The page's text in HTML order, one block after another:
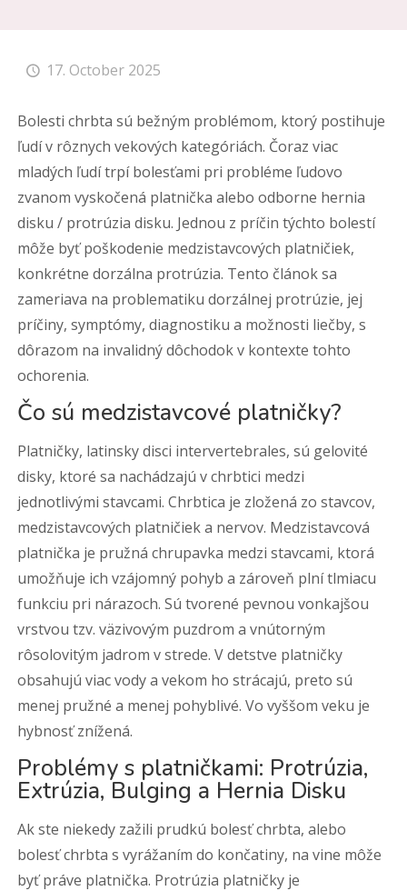
17. October 2025
Bolesti chrbta sú bežným problémom, ktorý postihuje
ľudí v rôznych vekových kategóriách. Čoraz viac
mladých ľudí trpí bolesťami pri probléme ľudovo
zvanom vyskočená platnička alebo odborne hernia
disku / protrúzia disku. Jednou z príčin týchto bolestí
môže byť poškodenie medzistavcových platničiek,
konkrétne dorzálna protrúzia. Tento článok sa
zameriava na problematiku dorzálnej protrúzie, jej
príčiny, symptómy, diagnostiku a možnosti liečby, s
dôrazom na invalidný dôchodok v kontexte tohto
ochorenia.
Čo sú medzistavcové platničky?
Platničky, latinsky disci intervertebrales, sú gelovité
disky, ktoré sa nachádzajú v chrbtici medzi
jednotlivými stavcami. Chrbtica je zložená zo stavcov,
medzistavcových platničiek a nervov. Medzistavcová
platnička je pružná chrupavka medzi stavcami, ktorá
umožňuje ich vzájomný pohyb a zároveň plní tlmiacu
funkciu pri nárazoch. Sú tvorené pevnou vonkajšou
vrstvou tzv. väzivovým puzdrom a vnútorným
rôsolovitým jadrom v strede. V detstve platničky
obsahujú viac vody a vekom ho strácajú, preto sú
menej pružné a menej pohyblivé. Vo vyššom veku je
hybnosť znížená.
Problémy s platničkami: Protrúzia,
Extrúzia, Bulging a Hernia Disku
Ak ste niekedy zažili prudkú bolesť chrbta, alebo
bolesť chrbta s vyrážaním do končatiny, na vine môže
byť práve platnička. Protrúzia platničky je